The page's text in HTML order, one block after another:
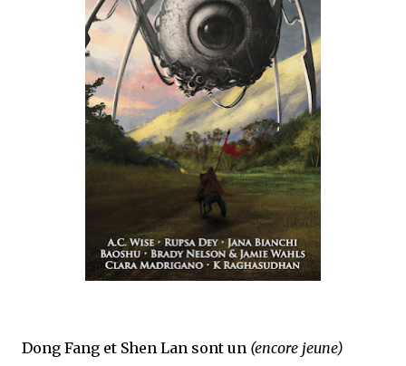
j’ai dit au sujet des tomes précédents : tant l’univers que les protagonistes
Dong Fang et Shen Lan sont un (encore jeune)